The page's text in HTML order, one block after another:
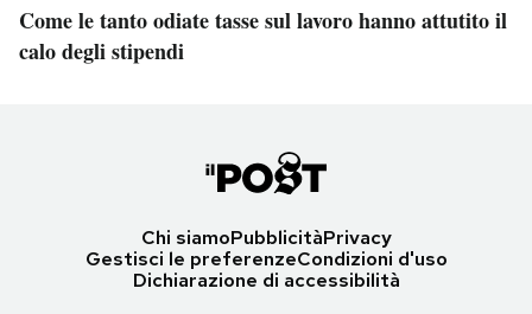
Come le tanto odiate tasse sul lavoro hanno attutito il
calo degli stipendi
Chi siamoPubblicitàPrivacy
Gestisci le preferenzeCondizioni d'uso
Dichiarazione di accessibilità